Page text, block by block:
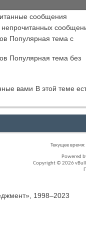
сообщения
непрочитанных
Популярная тема с
Популярная тема без
В этой теме
Текущее время:
Powered
Copyright © 2026
1998–2023